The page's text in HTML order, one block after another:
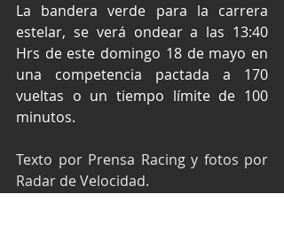
La bandera verde para la carrera
estelar, se verá ondear a las 13:40
Hrs de este domingo 18 de mayo en
una competencia pactada a 170
vueltas o un tiempo límite de 100
minutos.
Texto por Prensa Racing y fotos por
Radar de Velocidad.